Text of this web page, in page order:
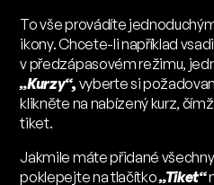
To vše provádíte
ikony. Chcete-li například
v předzápasovém režimu,
„Kurzy“, vyberte si
klikněte na nabízený kurz,
tiket.
Jakmile máte přidané
poklepejte na tlačítko„Tiket“